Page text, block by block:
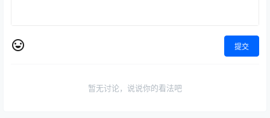
提交
暂无讨论，说说你的看法吧